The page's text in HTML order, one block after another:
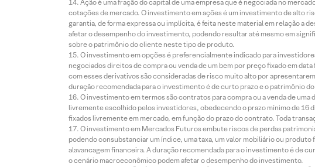
Ação é uma fração do capital de uma empresa que é negociada no
cotações de mercado. O investimento em ações é um investimento de alto
garantia, de forma expressa ou implícita, é feita neste material em relação a
afetar o desempenho do investimento, podendo resultar até mesmo em
sobre o patrimônio do cliente neste tipo de produto.
O investimento em opções é preferencialmente indicado para
negociados direitos de compra ou venda de um bem por preço fixado em
com esses derivativos são consideradas de risco muito alto por
duração recomendada para o investimento é de curto prazo e o patrimônio
O investimento em termos são contratos para compra ou a venda de
livremente escolhido pelos investidores, obedecendo o prazo mínimo de 16
fixados livremente em mercado, em função do prazo do contrato. Toda
O investimento em Mercados Futuros embute riscos de perdas
podendo consubstanciar um índice, uma taxa, um valor mobiliário ou
alavancagem financeira. A duração recomendada para o investimento é de
o cenário macroeconômico podem afetar o desempenho do investimento.